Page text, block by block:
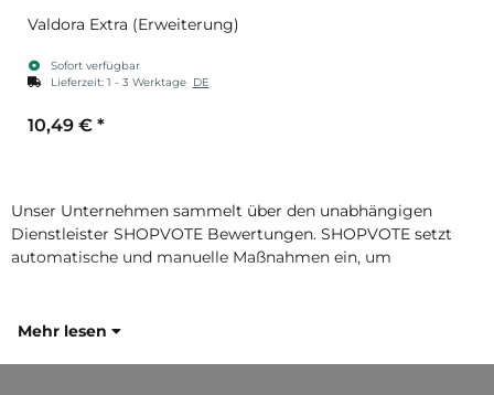
Valdora Extra (Erweiterung)
Sofort verfügbar
Lieferzeit: 1 - 3 Werktage DE
10,49 € *
Unser Unternehmen sammelt über den unabhängigen
Dienstleister SHOPVOTE Bewertungen. SHOPVOTE setzt
automatische und manuelle Maßnahmen ein, um
Mehr lesen